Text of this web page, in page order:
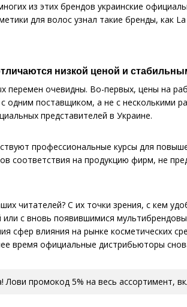
из этих брендов украинские
для волос узнал такие бренды, как
низкой ценой и
перемен очевидны. Во-первых, цены на
одним поставщиком, а не с несколькими
представителей в Украине.
профессиональные курсы для
соответствия на продукцию фирм, не
читателей? С их точки зрения, с кем
с вновь появившимися
сфер влияния на рынке косметических
время официальные дистрибьюторы
промокод 5% на весь ассортимент,